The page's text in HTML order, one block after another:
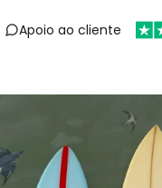
Apoio ao cliente